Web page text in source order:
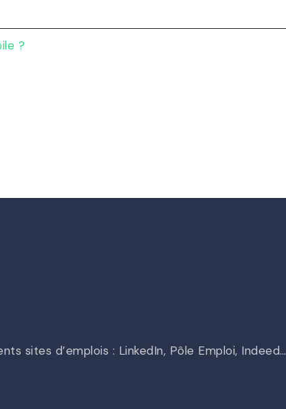
?
sites d’emplois : LinkedIn, Pôle Emploi, Indeed…